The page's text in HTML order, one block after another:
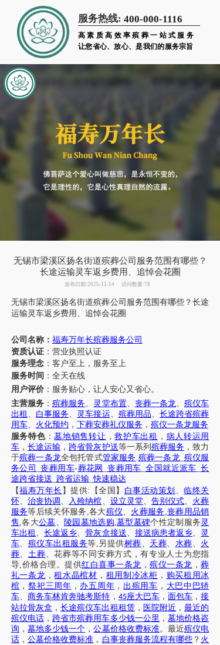
服务热线: 400-000-1116
高素质高效率殡葬一站式服务
让您省心、放心、是我们的服务宗旨
无锡市梁溪区扬名街道殡葬公司服务范围有哪些？
长途运输灵车返乡费用、追悼会花圈
发布日期:2025-11-14 访问数量:78
无锡市梁溪区扬名街道殡葬公司服务范围有哪些？长途
运输灵车返乡费用 、 追悼会花圈
公司名称： 福寿万年长殡葬服务公司
资质认证：营业执照认证
服务理念：客户至上，服务至上
服务时间 ：全天在线
用户评价： 服务贴心，让人安心又省心。
主营服务 ：殡葬服务、 灵堂布置、 丧葬一条龙、殡仪车
出租 、 白事服务、 灵车接运、 殡葬用品、 长途跨省殡葬
用车、 火化预约 ， 下葬安葬礼仪服务 ， 殡仪一条龙服务
服务特色：墓地销售转让 ，救护车出租 ， 病人转运用
车， 长途运输 ，跨省骨灰护送等一系列 殡葬服务 ，致力
于殡葬一条龙全包托管式管家服务 .殡葬一条龙_ 殡仪服
务公司
_丧葬用车-葬花网 丧葬用车 全国就近派车 长
途跨省接送 跨省运输_快速稳达
【福寿万年长 】提供:【全国】 白事活动策划 、临终关
怀、 治丧协调 、 入殓纳棺、 设立灵堂、 告别仪式、 火葬
服务等后续关怀服务 ,各大殡仪、 火葬服务 ,丧葬用品销
售,各大公墓、 陵园墓地选购,墓型墓碑个性定制服务 灵
车出租 、长途返乡、骨灰盒接送、 接送病患者返乡、
灵
车、 殡仪车出租服务等,另提供树葬、 天葬、 水葬、 火
葬、土葬、花葬等不同安葬方式，有专业人士为您指
导,价格合理。提供红白喜事一条龙 ，殡仪一条龙 ，葬
礼一条龙 ，租水晶棺材 ， 租用制冷冰柜 ， 购买租用冰
棺 ，祭祀三周年 ， 办五周年 ， 出殡用车 ， 大巴中巴轿
车、 商务车林肯奔驰考斯特 ， 45座大巴车， 面包车 ，接
站拉骨灰盒 ，长途殡仪车出租租赁， 医院附近 ，最近的
殡仪电话 ，跨省市殡葬用车多少钱一公里 ，墓地价格咨
询 ， 墓地多少钱一个 ，公墓价格收费标准。最近殡仪电
话， 公墓价格收费标准 ， 白事丧葬服务流程有哪些 ？ 火